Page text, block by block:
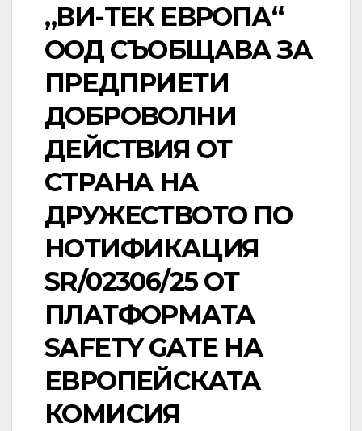
„ВИ-ТЕК ЕВРОПА“
ООД СЪОБЩАВА ЗА
ПРЕДПРИЕТИ
ДОБРОВОЛНИ
ДЕЙСТВИЯ ОТ
СТРАНА НА
ДРУЖЕСТВОТО ПО
НОТИФИКАЦИЯ
SR/02306/25 ОТ
ПЛАТФОРМАТА
SAFETY GATE НА
ЕВРОПЕЙСКАТА
КОМИСИЯ